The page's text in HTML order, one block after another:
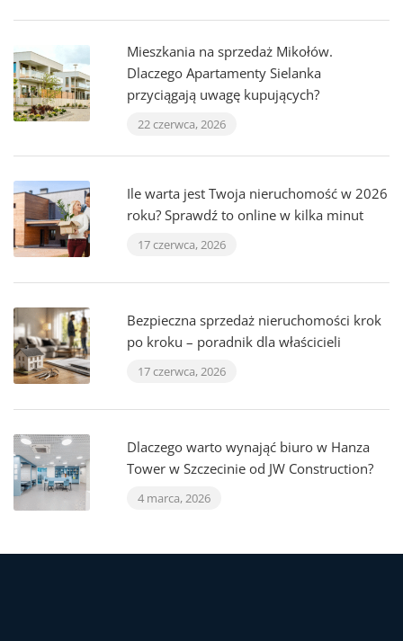
Mieszkania na sprzedaż Mikołów.
Dlaczego Apartamenty Sielanka
przyciągają uwagę kupujących?
22 czerwca, 2026
Ile warta jest Twoja nieruchomość w 2026
roku? Sprawdź to online w kilka minut
17 czerwca, 2026
Bezpieczna sprzedaż nieruchomości krok
po kroku – poradnik dla właścicieli
17 czerwca, 2026
Dlaczego warto wynająć biuro w Hanza
Tower w Szczecinie od JW Construction?
4 marca, 2026